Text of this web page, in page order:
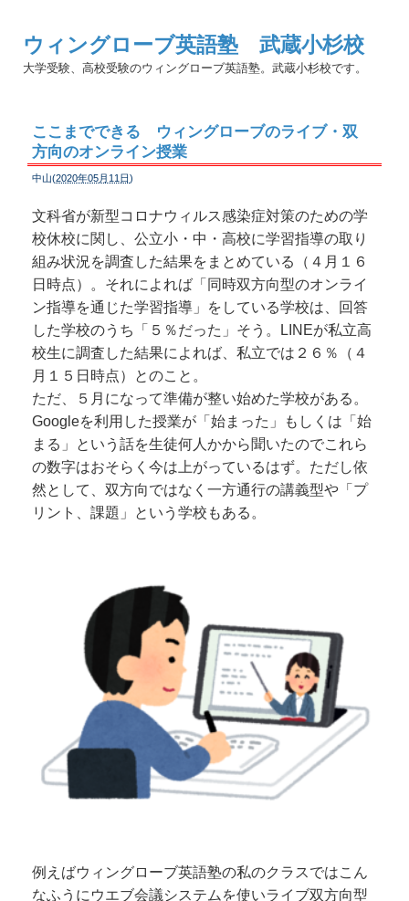
ウィングローブ英語塾 武蔵小杉校
大学受験、高校受験のウィングローブ英語塾。武蔵小杉校です。
ここまでできる ウィングローブのライブ・双
方向のオンライン授業
中山(2020年05月11日)
文科省が新型コロナウィルス感染症対策のための学
校休校に関し、公立小・中・高校に学習指導の取り
組み状況を調査した結果をまとめている（４月１６
日時点）。それによれば「同時双方向型のオンライ
ン指導を通じた学習指導」をしている学校は、回答
した学校のうち「５％だった」そう。LINEが私立高
校生に調査した結果によれば、私立では２６％（４
月１５日時点）とのこと。
ただ、５月になって準備が整い始めた学校がある。
Googleを利用した授業が「始まった」もしくは「始
まる」という話を生徒何人かから聞いたのでこれら
の数字はおそらく今は上がっているはず。ただし依
然として、双方向ではなく一方通行の講義型や「プ
リント、課題」という学校もある。
例えばウィングローブ英語塾の私のクラスではこん
なふうにウエブ会議システムを使いライブ双方向型